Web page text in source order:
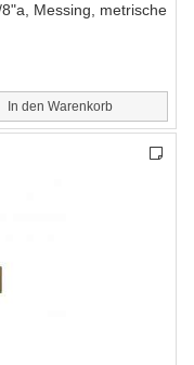
Messing, metrische
In den Warenkorb